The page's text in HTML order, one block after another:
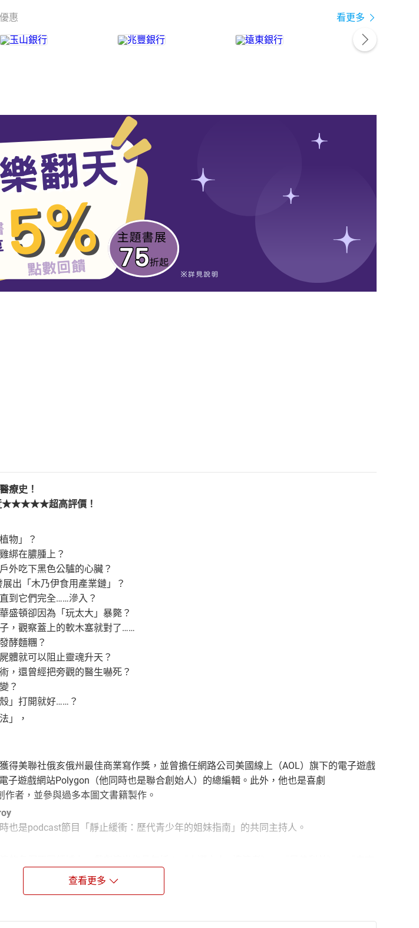
惠 看更多
療史！
近★★★★★超高評價！
物」？
綁在膿腫上？
外吃下黑色公驢的心臟？
出「木乃伊食用產業鏈」？
到它們完全……滲入？
盛頓卻因為「玩太大」暴斃？
，觀察蓋上的軟木塞就對了……
酵麵糰？
體就可以阻止靈魂升天？
，還曾經把旁觀的醫生嚇死？
？
」打開就好……？
」，
得美聯社俄亥俄州最佳商業寫作獎，並曾擔任網路公司美國線上（AOL）旗下的電子遊戲
子遊戲網站Polygon（他同時也是聯合創始人）的總編輯。此外，他也是喜劇
者，並參與過多本圖文書籍製作。
也是podcast節目「靜止緩衝：歷代青少年的姐妹指南」的共同主持人。
我的婆婆怎麼這麼可愛》等，有聲書朗讀作品包括：《怪誕醫學》。
查看更多